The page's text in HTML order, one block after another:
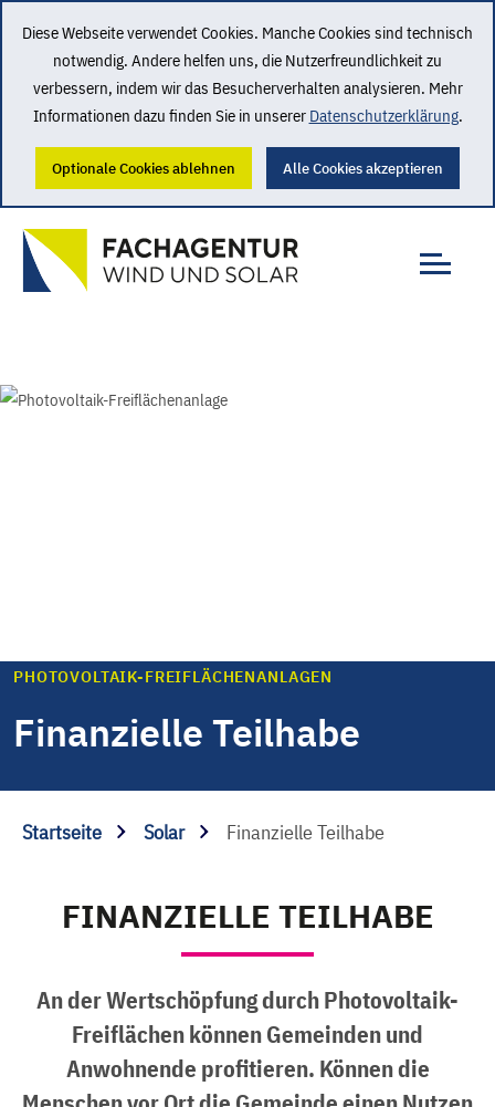
Diese Webseite verwendet Cookies. Manche Cookies sind technisch
notwendig. Andere helfen uns, die Nutzerfreundlichkeit zu
verbessern, indem wir das Besucherverhalten analysieren. Mehr
Informationen dazu finden Sie in unserer Datenschutzerklärung.
Optionale Cookies ablehnen Alle Cookies akzeptieren
PHOTOVOLTAIK-FREIFLÄCHENANLAGEN
Finanzielle Teilhabe
Startseite Solar Finanzielle Teilhabe
FINANZIELLE TEILHABE
An der Wertschöpfung durch Photovoltaik-
Freiflächen können Gemeinden und
Anwohnende profitieren. Können die